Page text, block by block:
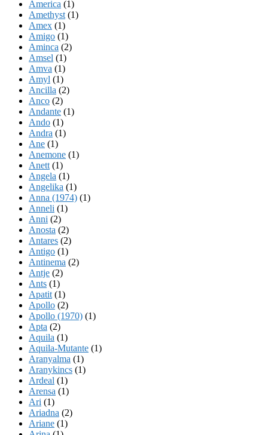
America (1)
Amethyst (1)
Amex (1)
Amigo (1)
Aminca (2)
Amsel (1)
Amva (1)
Amyl (1)
Ancilla (2)
Anco (2)
Andante (1)
Ando (1)
Andra (1)
Ane (1)
Anemone (1)
Anett (1)
Angela (1)
Angelika (1)
Anna (1974) (1)
Anneli (1)
Anni (2)
Anosta (2)
Antares (2)
Antigo (1)
Antinema (2)
Antje (2)
Ants (1)
Apatit (1)
Apollo (2)
Apollo (1970) (1)
Apta (2)
Aquila (1)
Aquila-Mutante (1)
Aranyalma (1)
Aranykincs (1)
Ardeal (1)
Arensa (1)
Ari (1)
Ariadna (2)
Ariane (1)